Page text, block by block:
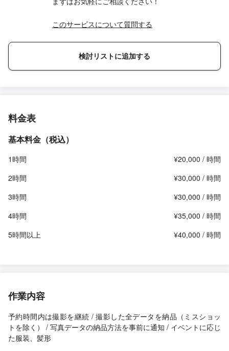
このサービスについて質問する
検討リストに追加する
料金表
基本料金（税込）
1時間
¥20,000 / 時間
2時間
¥30,000 / 時間
3時間
¥30,000 / 時間
4時間
¥35,000 / 時間
5時間以上
¥40,000 / 時間
作業内容
予約時間内は撮影を継続 / 撮影した全データを納品（ミスショッ
トを除く） / 写真データの納品方法を事前に通知 / イベントに応じ
た服装、髪形